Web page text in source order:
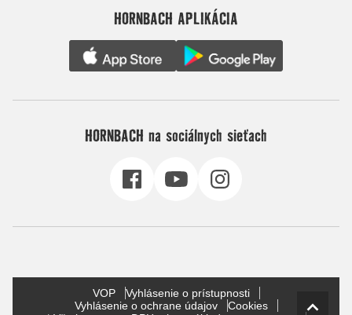
HORNBACH APLIKÁCIA
HORNBACH na sociálnych sieťach
VOP
Vyhlásenie o prístupnosti
Vyhlásenie o ochrane údajov
Cookies